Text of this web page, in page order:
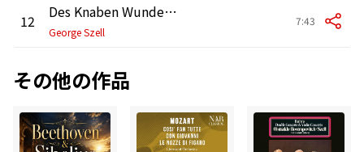
12 Des Knaben Wunderhorn: No. 9, Wo die schönen Trompeten blasen
George Szell
7:43
その他の作品